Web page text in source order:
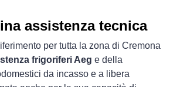
assistenza tecnica
per tutta la zona di Cremona
frigoriferi Aeg e della
da incasso e a libera